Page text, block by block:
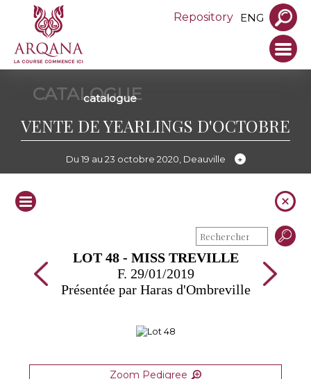
Repository ENG
CATALOGUE
catalogue
VENTE DE YEARLINGS D'OCTOBRE
Du 19 au 23 octobre 2020, Deauville
LOT 48 - MISS TREVILLE
F. 29/01/2019
Présentée par Haras d'Ombreville
Zoom Pedigree